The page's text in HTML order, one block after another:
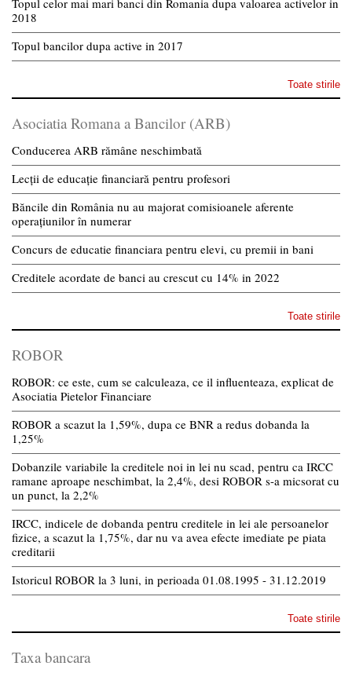
Topul celor mai mari banci din Romania dupa valoarea activelor in
2018
Topul bancilor dupa active in 2017
Toate stirile
Asociatia Romana a Bancilor (ARB)
Conducerea ARB rămâne neschimbată
Lecții de educație financiară pentru profesori
Băncile din România nu au majorat comisioanele aferente
operațiunilor în numerar
Concurs de educatie financiara pentru elevi, cu premii in bani
Creditele acordate de banci au crescut cu 14% in 2022
Toate stirile
ROBOR
ROBOR: ce este, cum se calculeaza, ce il influenteaza, explicat de
Asociatia Pietelor Financiare
ROBOR a scazut la 1,59%, dupa ce BNR a redus dobanda la
1,25%
Dobanzile variabile la creditele noi in lei nu scad, pentru ca IRCC
ramane aproape neschimbat, la 2,4%, desi ROBOR s-a micsorat cu
un punct, la 2,2%
IRCC, indicele de dobanda pentru creditele in lei ale persoanelor
fizice, a scazut la 1,75%, dar nu va avea efecte imediate pe piata
creditarii
Istoricul ROBOR la 3 luni, in perioada 01.08.1995 - 31.12.2019
Toate stirile
Taxa bancara